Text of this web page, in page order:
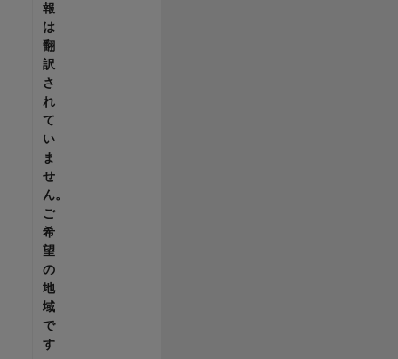
報
は
翻
訳
さ
れ
て
い
ま
せ
ん。
ご
希
望
の
地
域
で
す